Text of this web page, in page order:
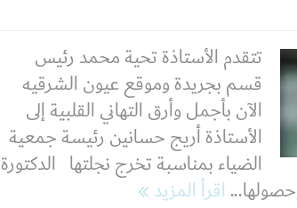
تتقدم الأستاذة تحية محمد رئيس
قسم بجريدة وموقع عيون الشرقيه
الآن بأجمل وأرق التهاني القلبية إلى
الأستاذة أريج حسانين رئيسة جمعية
الضياء بمناسبة تخرج نجلتها الدكتورة
اقرأ المزيد